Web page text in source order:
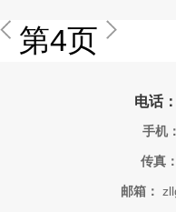
第4页
电话
手机：
传真：
邮箱：